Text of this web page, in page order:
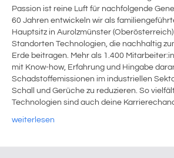
Passion ist reine Luft für nachfolgende
60 Jahren entwickeln wir als
Hauptsitz in Aurolzmünster
Standorten Technologien, die nachhaltig
Erde beitragen. Mehr als 1.400
mit Know-how, Erfahrung und Hingabe
Schadstoffemissionen im industriellen
Schall und Gerüche zu reduzieren. So
Technologien sind auch deine
weiterlesen